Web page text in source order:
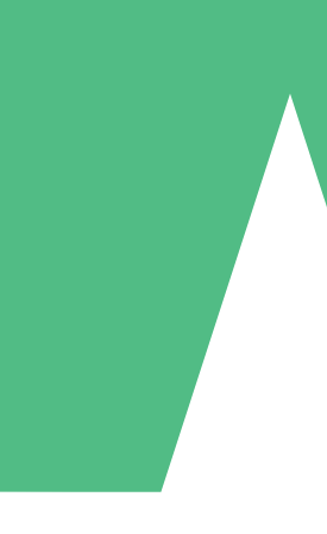
Individuelle
nach Bedarf mit Download-Credits.